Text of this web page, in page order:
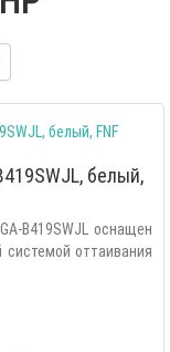
белый,
B419SWJL оснащен
оттаивания